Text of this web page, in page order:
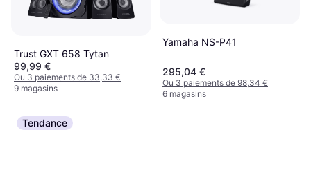
Trust GXT 658 Tytan
99,99 €
Ou 3 paiements de 33,33 €
9 magasins
Yamaha NS-P41
295,04 €
Ou 3 paiements de 98,34 €
6 magasins
Tendance